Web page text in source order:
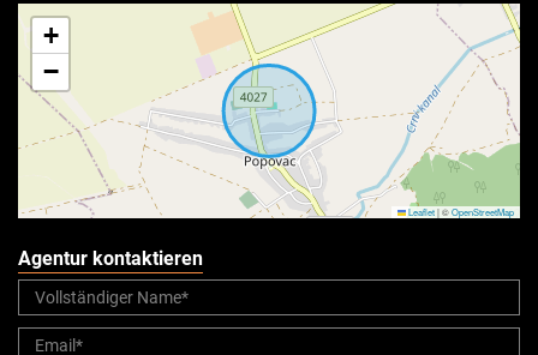
+
−
Leaflet|©OpenStreetMap
Agentur kontaktieren